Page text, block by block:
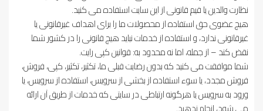
نظارت والدین یا قیم قانونی از این سایت استفاده می کنید.
هیچ عضوی حق استفاده از محصولات ما را برای اهداف غیرقانونی یا
غیرقانونی ندارد، و استفاده از خدمات نباید هیچ قانونی را در کشور شما
نقض کند – از جمله، اما نه محدود به: قوانین کپی رایت.
شما موافقت می کنید که بدون رضایت قبلی ما، تکثیر، تکثیر، کپی، فروش،
فروش مجدد، یا سوء استفاده از بخشی از سرویس، استفاده از سرویس، یا
ورود به سرویس یا هرگونه ارتباطی در سایتی که خدمات از طریق آن ارائه